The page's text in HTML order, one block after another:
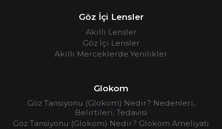
Göz İçi Lensler
Akıllı Lensler
Göz İçi Lensler
Akıllı Merceklerde Yenilikler
Glokom
Göz Tansiyonu (Glokom) Nedir? Nedenleri,
Belirtileri, Tedavisi
Göz Tansiyonu (Glokom) Nedir? Glokom Ameliyatı